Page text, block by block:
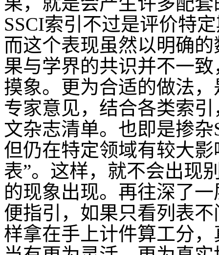
SSCI索引不过是评价特
而这个表现虽然以明确
果与学界的共识并不一
摸象。更为合适的做法
专家意见，结合各类索
文杂志清单。也即是掺
但仍在特定领域有较大
表”。这样，就不会出现
的现象出现。再往深了
便指引，如果只看列表
样拿在手上计件算工分